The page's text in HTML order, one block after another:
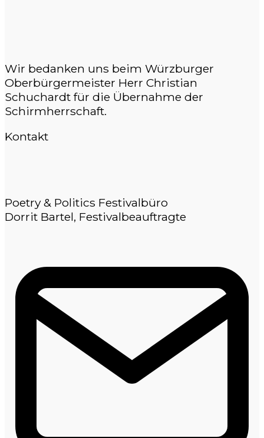
Wir bedanken uns beim Würzburger
Oberbürgermeister Herr Christian
Schuchardt für die Übernahme der
Schirmherrschaft.
Kontakt
Poetry & Politics Festivalbüro
Dorrit Bartel, Festivalbeauftragte